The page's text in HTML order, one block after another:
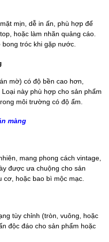
mịn, dễ in ấn, phù hợp để
hoặc làm nhãn quảng cáo.
tróc khi gặp nước.
mờ) có độ bền cao hơn,
này phù hợp cho sản phẩm
môi trường có độ ẩm.
màng
mang phong cách vintage,
được ưa chuộng cho sản
hoặc bao bì mộc mạc.
tùy chỉnh (tròn, vuông, hoặc
độc đáo cho sản phẩm hoặc